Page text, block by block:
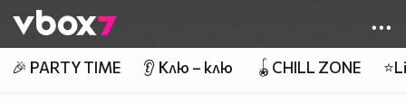
👾
🎉 PARTY TIME 👂 Клю – клю 🪀CHILL ZONE